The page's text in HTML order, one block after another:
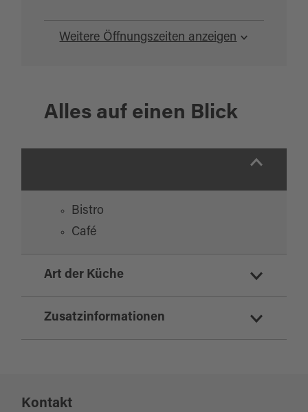
Weitere Öffnungszeiten anzeigen
Alles auf einen Blick
Bistro
Café
Art der Küche
deutsch
regionale Küche
Zusatzinformationen
Kontakt